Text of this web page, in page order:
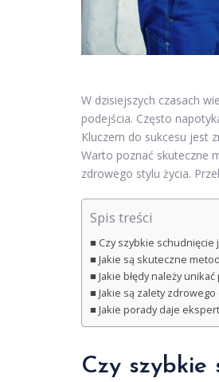
W dzisiejszych czasach
podejścia. Często
Kluczem do sukcesu jest
Warto poznać skuteczne
zdrowego stylu życia.
Spis treści
Czy szybkie schudnięcie
Jakie są skuteczne
Jakie błędy należy
Jakie są zalety
Jakie porady daje
Czy szybkie